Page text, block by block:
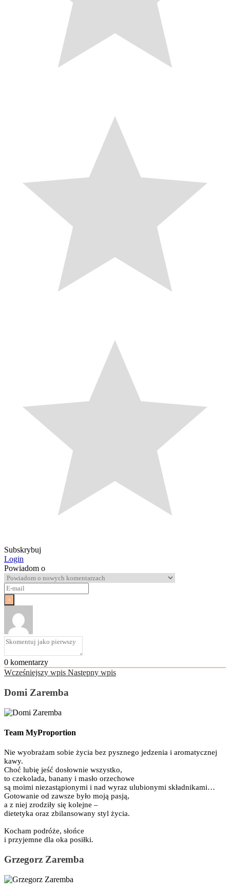
Subskrybuj
Login
Powiadom o
0 komentarzy
Wcześniejszy wpis Następny wpis
Domi Zaremba
Team MyProportion
Nie wyobrażam sobie życia bez pysznego jedzenia i aromatycznej
kawy.
Choć lubię jeść dosłownie wszystko,
to czekolada, banany i masło orzechowe
są moimi niezastąpionymi i nad wyraz ulubionymi składnikami…
Gotowanie od zawsze było moją pasją,
a z niej zrodziły się kolejne –
dietetyka oraz zbilansowany styl życia.
Kocham podróże, słońce
i przyjemne dla oka posiłki.
Grzegorz Zaremba